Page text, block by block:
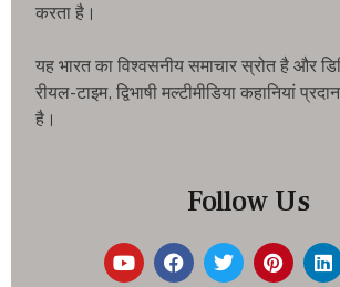
करता है।
यह भारत का विश्वसनीय समाचार स्रोत है और
रीयल-टाइम, द्विभाषी मल्टीमीडिया कहानियां
है।
Follow Us